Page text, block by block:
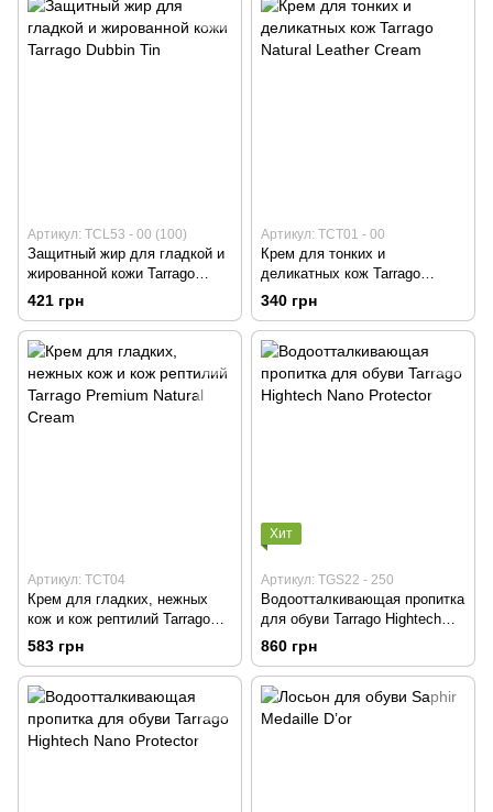
Артикул: TCL53 - 00 (100)
Защитный жир для гладкой и
жированной кожи Tarrago
Dubbin Tin
421 грн
Артикул: TCT01 - 00
Крем для тонких и
деликатных кож Tarrago
Natural Leather Cream
340 грн
Артикул: TCT04
Крем для гладких, нежных
кож и кож рептилий Tarrago
Premium Natural Cream
583 грн
Хит
Артикул: TGS22 - 250
Водоотталкивающая пропитка
для обуви Tarrago Hightech
Nano Protector
860 грн